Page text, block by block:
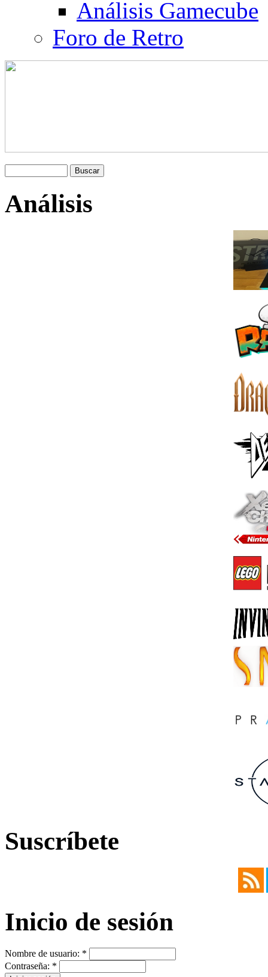
Análisis Gamecube
Foro de Retro
Análisis
Suscríbete
Inicio de sesión
Nombre de usuario: *
Contraseña: *